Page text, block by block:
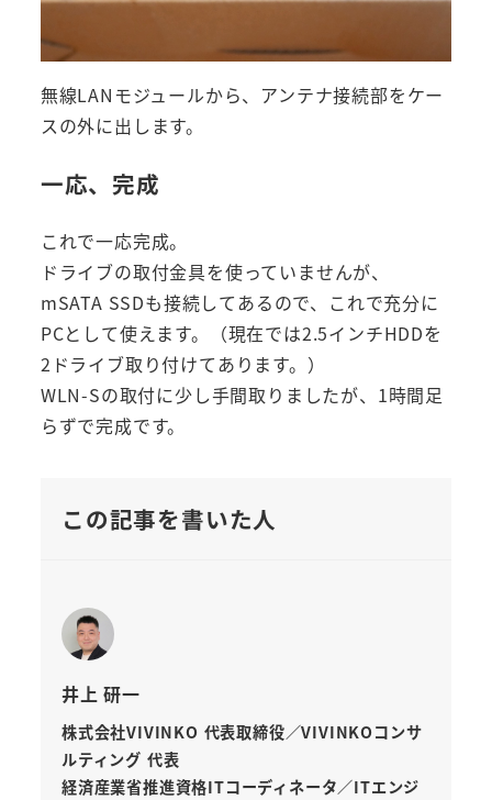
無線LANモジュールから、アンテナ接続部をケー
スの外に出します。
一応、完成
これで一応完成。
ドライブの取付金具を使っていませんが、
mSATA SSDも接続してあるので、これで充分に
PCとして使えます。（現在では2.5インチHDDを
2ドライブ取り付けてあります。）
WLN-Sの取付に少し手間取りましたが、1時間足
らずで完成です。
この記事を書いた人
井上 研一
株式会社VIVINKO 代表取締役／VIVINKOコンサ
ルティング 代表
経済産業省推進資格ITコーディネータ／ITエンジ